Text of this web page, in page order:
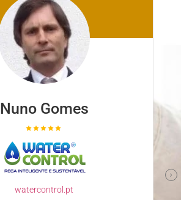
Nuno Gomes
watercontrol.pt